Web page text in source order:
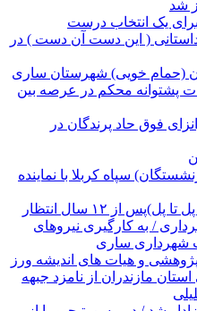
شد
یک انتخاب درست
داستانی ( این دست آن دست ) در
(حمام خویی) شهرستان ساری
پشتوانه محکم در عرصه بین
فوق حاد پرندگان در
سپاه کربلا با نماینده
پروژه سیدالشهدای خدمت ( پل تا پل)پس از ۱۲ سال انتظار
/ به کارگیری نیروهای
شهرداری ساری
و هیات های اندیشه ورز
مازندران از نامزد جبهه